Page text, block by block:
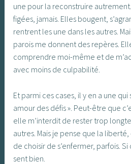
une pour la reconstruire
figées, jamais. Elles bougent,
rentrent les une dans les autres.
parois me donnent des repères.
comprendre moi-même et de
avec moins de culpabilité.
Et parmi ces cases, il y en a une
amour des défis ». Peut-être que
elle m’interdit de rester trop
autres. Mais je pense que la liberté,
de choisir de s’enfermer, parfois. Si
sent bien.